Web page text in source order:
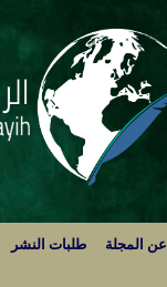
عن المجلة طلبات النشر